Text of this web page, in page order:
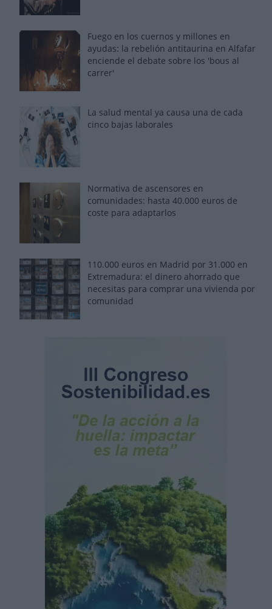
Fuego en los cuernos y millones en
ayudas: la rebelión antitaurina en Alfafar
enciende el debate sobre los 'bous al
carrer'
La salud mental ya causa una de cada
cinco bajas laborales
Normativa de ascensores en
comunidades: hasta 40.000 euros de
coste para adaptarlos
110.000 euros en Madrid por 31.000 en
Extremadura: el dinero ahorrado que
necesitas para comprar una vivienda por
comunidad